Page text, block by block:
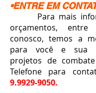
•ENTRE EM
Para mais
orçamentos,
conosco, temos a
para você e sua
projetos de
Telefone para
9.9929-9050.